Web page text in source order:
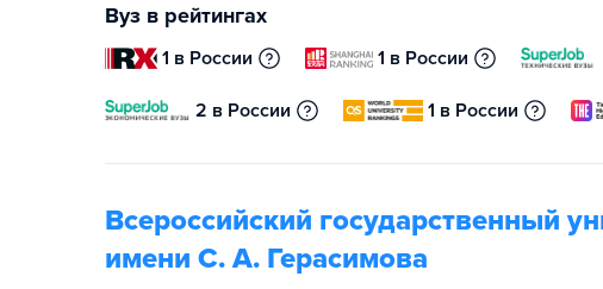
Вуз в рейтингах
1 в России 1 в России
2 в России 1 в России
Всероссийский государственный
имени С. А. Герасимова